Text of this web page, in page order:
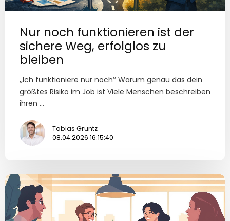
Nur noch funktionieren ist der
sichere Weg, erfolglos zu
bleiben
,,Ich funktioniere nur noch’’ Warum genau das dein
größtes Risiko im Job ist Viele Menschen beschreiben
ihren ...
Tobias Gruntz
08.04.2026 16:15:40